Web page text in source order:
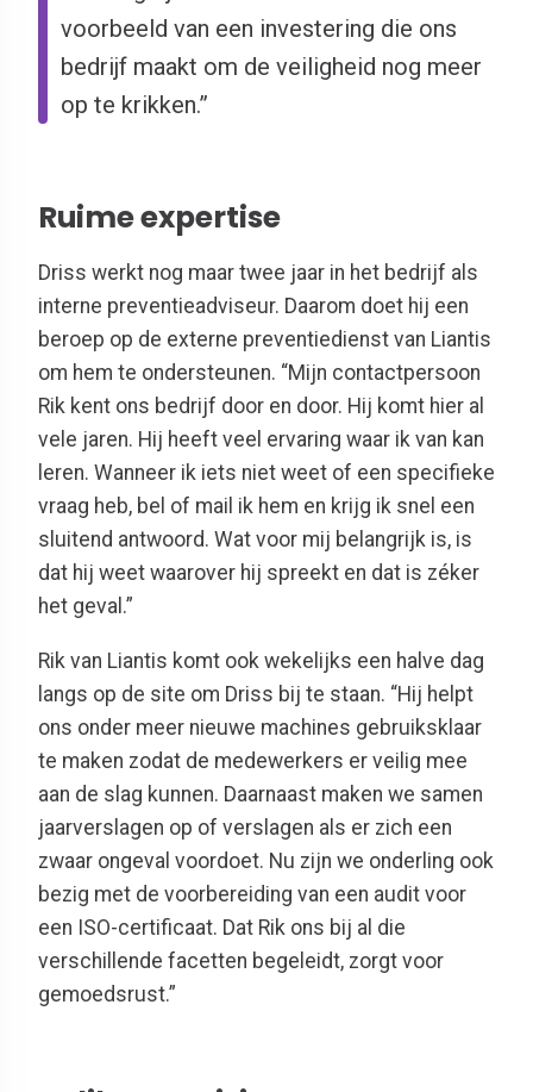
voorbeeld van een investering die ons
bedrijf maakt om de veiligheid nog meer
op te krikken.”
Ruime expertise
Driss werkt nog maar twee jaar in het bedrijf als
interne preventieadviseur. Daarom doet hij een
beroep op de externe preventiedienst van Liantis
om hem te ondersteunen. “Mijn contactpersoon
Rik kent ons bedrijf door en door. Hij komt hier al
vele jaren. Hij heeft veel ervaring waar ik van kan
leren. Wanneer ik iets niet weet of een specifieke
vraag heb, bel of mail ik hem en krijg ik snel een
sluitend antwoord. Wat voor mij belangrijk is, is
dat hij weet waarover hij spreekt en dat is zéker
het geval.”
Rik van Liantis komt ook wekelijks een halve dag
langs op de site om Driss bij te staan. “Hij helpt
ons onder meer nieuwe machines gebruiksklaar
te maken zodat de medewerkers er veilig mee
aan de slag kunnen. Daarnaast maken we samen
jaarverslagen op of verslagen als er zich een
zwaar ongeval voordoet. Nu zijn we onderling ook
bezig met de voorbereiding van een audit voor
een ISO-certificaat. Dat Rik ons bij al die
verschillende facetten begeleidt, zorgt voor
gemoedsrust.”